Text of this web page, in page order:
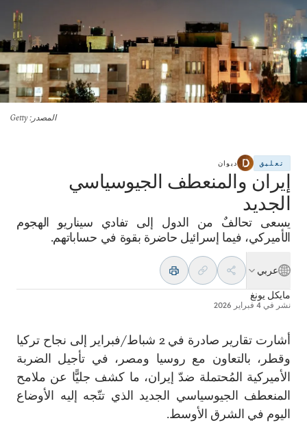
المصدر : Getty
تعليق ديوان
إيران والمنعطف الجيوسياسي
الجديد
يسعى تحالفٌ من الدول إلى تفادي سيناريو الهجوم
الأميركي، فيما إسرائيل حاضرة بقوة في حساباتهم.
عربي
مايكل يونغ
نشر في 4 فبراير 2026
أشارت تقارير صادرة في 2 شباط/فبراير إلى نجاح تركيا
وقطر، بالتعاون مع روسيا ومصر، في تأجيل الضربة
الأميركية المُحتملة ضدّ إيران، ما كشف جليًّا عن ملامح
المنعطف الجيوسياسي الجديد الذي تتّجه إليه الأوضاع
اليوم في الشرق الأوسط.